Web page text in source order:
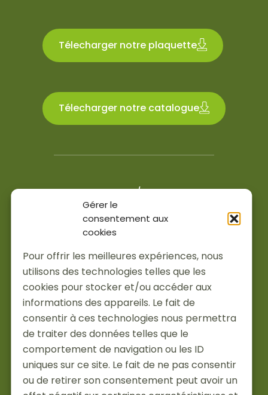
Gérer le
consentement aux
cookies
Pour offrir les meilleures expériences, nous
utilisons des technologies telles que les
cookies pour stocker et/ou accéder aux
informations des appareils. Le fait de
consentir à ces technologies nous permettra
de traiter des données telles que le
comportement de navigation ou les ID
uniques sur ce site. Le fait de ne pas consentir
ou de retirer son consentement peut avoir un
Télecharger notre plaquette
Télecharger notre catalogue
4.6/5
200 avis Google et Facebook
Services
Installations
À propos
Actualités
Je suis pro
Partenaires
Recrutement